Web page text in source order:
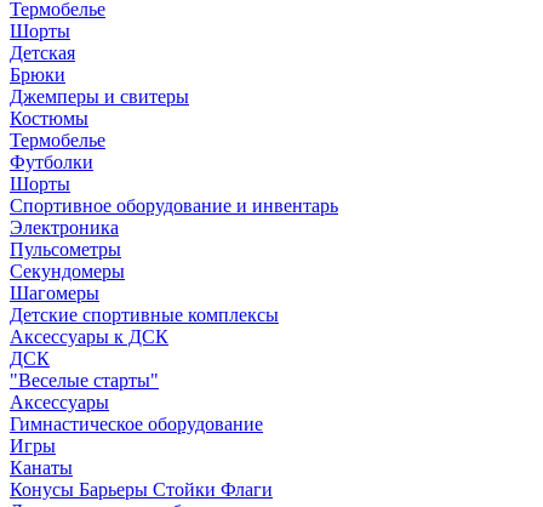
Термобелье
Шорты
Детская
Брюки
Джемперы и свитеры
Костюмы
Термобелье
Футболки
Шорты
Спортивное оборудование и инвентарь
Электроника
Пульсометры
Секундомеры
Шагомеры
Детские спортивные комплексы
Аксессуары к ДСК
ДСК
"Веселые старты"
Аксессуары
Гимнастическое оборудование
Игры
Канаты
Конусы Барьеры Стойки Флаги